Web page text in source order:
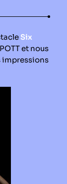
Six
et nous
impressions